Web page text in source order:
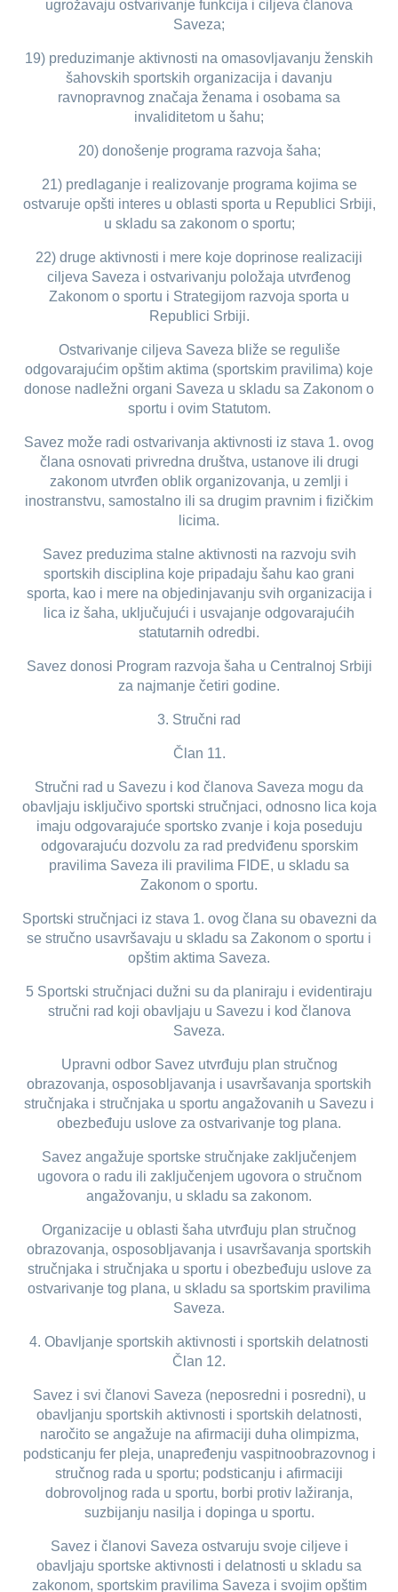
ugrožavaju ostvarivanje funkcija i ciljeva članova
Saveza;
19) preduzimanje aktivnosti na omasovljavanju ženskih
šahovskih sportskih organizacija i davanju
ravnopravnog značaja ženama i osobama sa
invaliditetom u šahu;
20) donošenje programa razvoja šaha;
21) predlaganje i realizovanje programa kojima se
ostvaruje opšti interes u oblasti sporta u Republici Srbiji,
u skladu sa zakonom o sportu;
22) druge aktivnosti i mere koje doprinose realizaciji
ciljeva Saveza i ostvarivanju položaja utvrđenog
Zakonom o sportu i Strategijom razvoja sporta u
Republici Srbiji.
Ostvarivanje ciljeva Saveza bliže se reguliše
odgovarajućim opštim aktima (sportskim pravilima) koje
donose nadležni organi Saveza u skladu sa Zakonom o
sportu i ovim Statutom.
Savez može radi ostvarivanja aktivnosti iz stava 1. ovog
člana osnovati privredna društva, ustanove ili drugi
zakonom utvrđen oblik organizovanja, u zemlji i
inostranstvu, samostalno ili sa drugim pravnim i fizičkim
licima.
Savez preduzima stalne aktivnosti na razvoju svih
sportskih disciplina koje pripadaju šahu kao grani
sporta, kao i mere na objedinjavanju svih organizacija i
lica iz šaha, uključujući i usvajanje odgovarajućih
statutarnih odredbi.
Savez donosi Program razvoja šaha u Centralnoj Srbiji
za najmanje četiri godine.
3. Stručni rad
Član 11.
Stručni rad u Savezu i kod članova Saveza mogu da
obavljaju isključivo sportski stručnjaci, odnosno lica koja
imaju odgovarajuće sportsko zvanje i koja poseduju
odgovarajuću dozvolu za rad predviđenu sporskim
pravilima Saveza ili pravilima FIDE, u skladu sa
Zakonom o sportu.
Sportski stručnjaci iz stava 1. ovog člana su obavezni da
se stručno usavršavaju u skladu sa Zakonom o sportu i
opštim aktima Saveza.
5 Sportski stručnjaci dužni su da planiraju i evidentiraju
stručni rad koji obavljaju u Savezu i kod članova
Saveza.
Upravni odbor Savez utvrđuju plan stručnog
obrazovanja, osposobljavanja i usavršavanja sportskih
stručnjaka i stručnjaka u sportu angažovanih u Savezu i
obezbeđuju uslove za ostvarivanje tog plana.
Savez angažuje sportske stručnjake zaključenjem
ugovora o radu ili zaključenjem ugovora o stručnom
angažovanju, u skladu sa zakonom.
Organizacije u oblasti šaha utvrđuju plan stručnog
obrazovanja, osposobljavanja i usavršavanja sportskih
stručnjaka i stručnjaka u sportu i obezbeđuju uslove za
ostvarivanje tog plana, u skladu sa sportskim pravilima
Saveza.
4. Obavljanje sportskih aktivnosti i sportskih delatnosti
Član 12.
Savez i svi članovi Saveza (neposredni i posredni), u
obavljanju sportskih aktivnosti i sportskih delatnosti,
naročito se angažuje na afirmaciji duha olimpizma,
podsticanju fer pleja, unapređenju vaspitnoobrazovnog i
stručnog rada u sportu; podsticanju i afirmaciji
dobrovoljnog rada u sportu, borbi protiv lažiranja,
suzbijanju nasilja i dopinga u sportu.
Savez i članovi Saveza ostvaruju svoje ciljeve i
obavljaju sportske aktivnosti i delatnosti u skladu sa
zakonom, sportskim pravilima Saveza i svojim opštim